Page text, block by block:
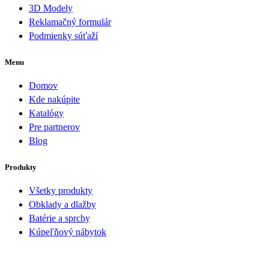
3D Modely
Reklamačný formulár
Podmienky súťaží
Menu
Domov
Kde nakúpite
Katalógy
Pre partnerov
Blog
Produkty
Všetky produkty
Obklady a dlažby
Batérie a sprchy
Kúpeľňový nábytok